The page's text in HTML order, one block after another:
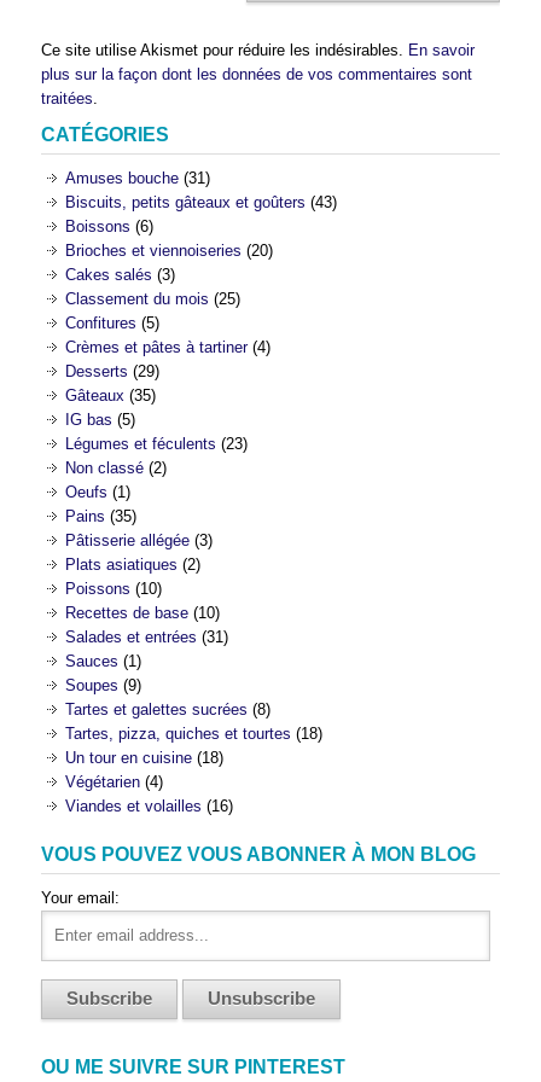
Ce site utilise Akismet pour réduire les indésirables.
En savoir
plus sur la façon dont les données de vos commentaires sont
traitées
CATÉGORIES
Amuses bouche (31)
Biscuits, petits gâteaux et goûters (43)
Boissons (6)
Brioches et viennoiseries (20)
Cakes salés (3)
Classement du mois (25)
Confitures (5)
Crèmes et pâtes à tartiner(4)
Desserts (29)
Gâteaux (35)
IG bas (5)
Légumes et féculents (23)
Non classé (2)
Oeufs (1)
Pains (35)
Pâtisserie allégée (3)
Plats asiatiques (2)
Poissons (10)
Recettes de base (10)
Salades et entrées (31)
Sauces (1)
Soupes (9)
Tartes et galettes sucrées (8)
Tartes, pizza, quiches et tourtes (18)
Un tour en cuisine (18)
Végétarien (4)
Viandes et volailles (16)
VOUS POUVEZ VOUS ABONNER À MON BLOG
Your email:
OU ME SUIVRE SUR PINTEREST